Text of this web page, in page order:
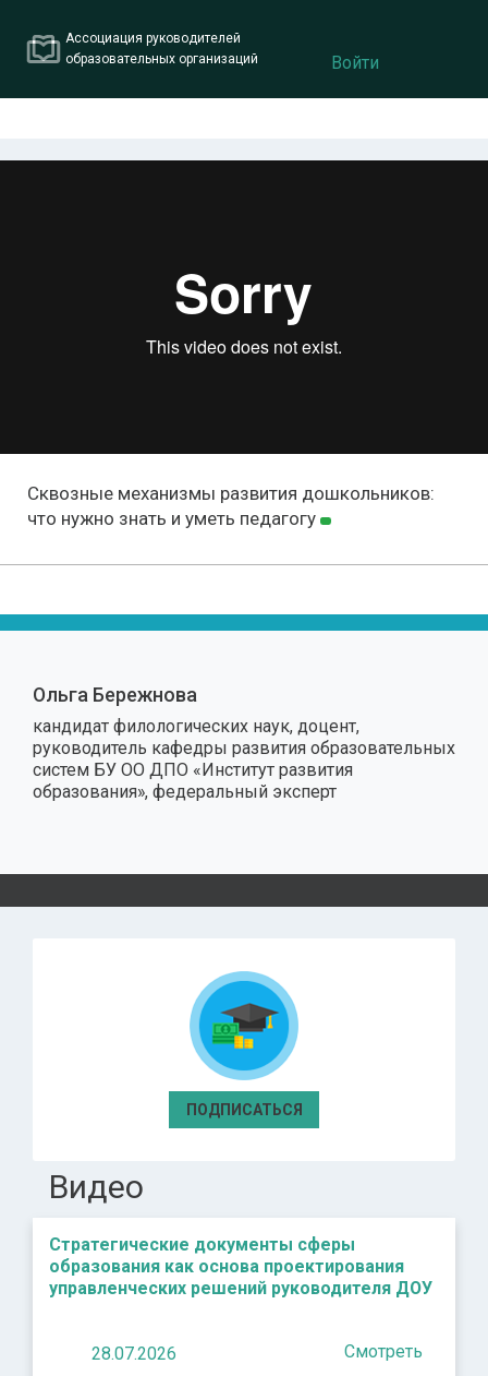
Ассоциация руководителей
образовательных организаций
Войти
Сквозные механизмы развития дошкольников:
что нужно знать и уметь педагогу
Ольга Бережнова
кандидат филологических наук, доцент,
руководитель кафедры развития образовательных
систем БУ ОО ДПО «Институт развития
образования», федеральный эксперт
ПОДПИСАТЬСЯ
Видео
Стратегические документы сферы
образования как основа проектирования
управленческих решений руководителя ДОУ
28.07.2026 Смотреть